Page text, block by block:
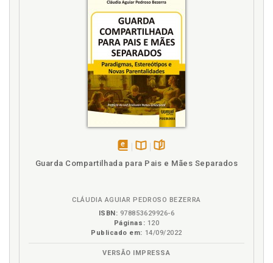
em
Guarda Compartilhada para Pais e Mães Separados
CLÁUDIA AGUIAR PEDROSO BEZERRA
ISBN: 978853629926-6
Páginas: 120
Publicado em: 14/09/2022
VERSÃO IMPRESSA